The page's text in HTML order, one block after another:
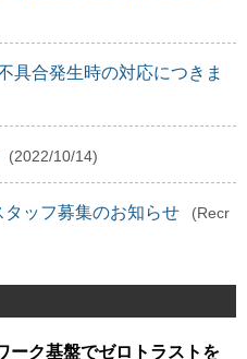
具合発生時の対応につきま
(2022/10/14)
タッフ募集のお知らせ
(Recr
ーク基盤でゼロトラストを